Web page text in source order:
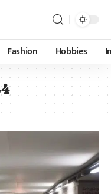
Fashion Hobbies